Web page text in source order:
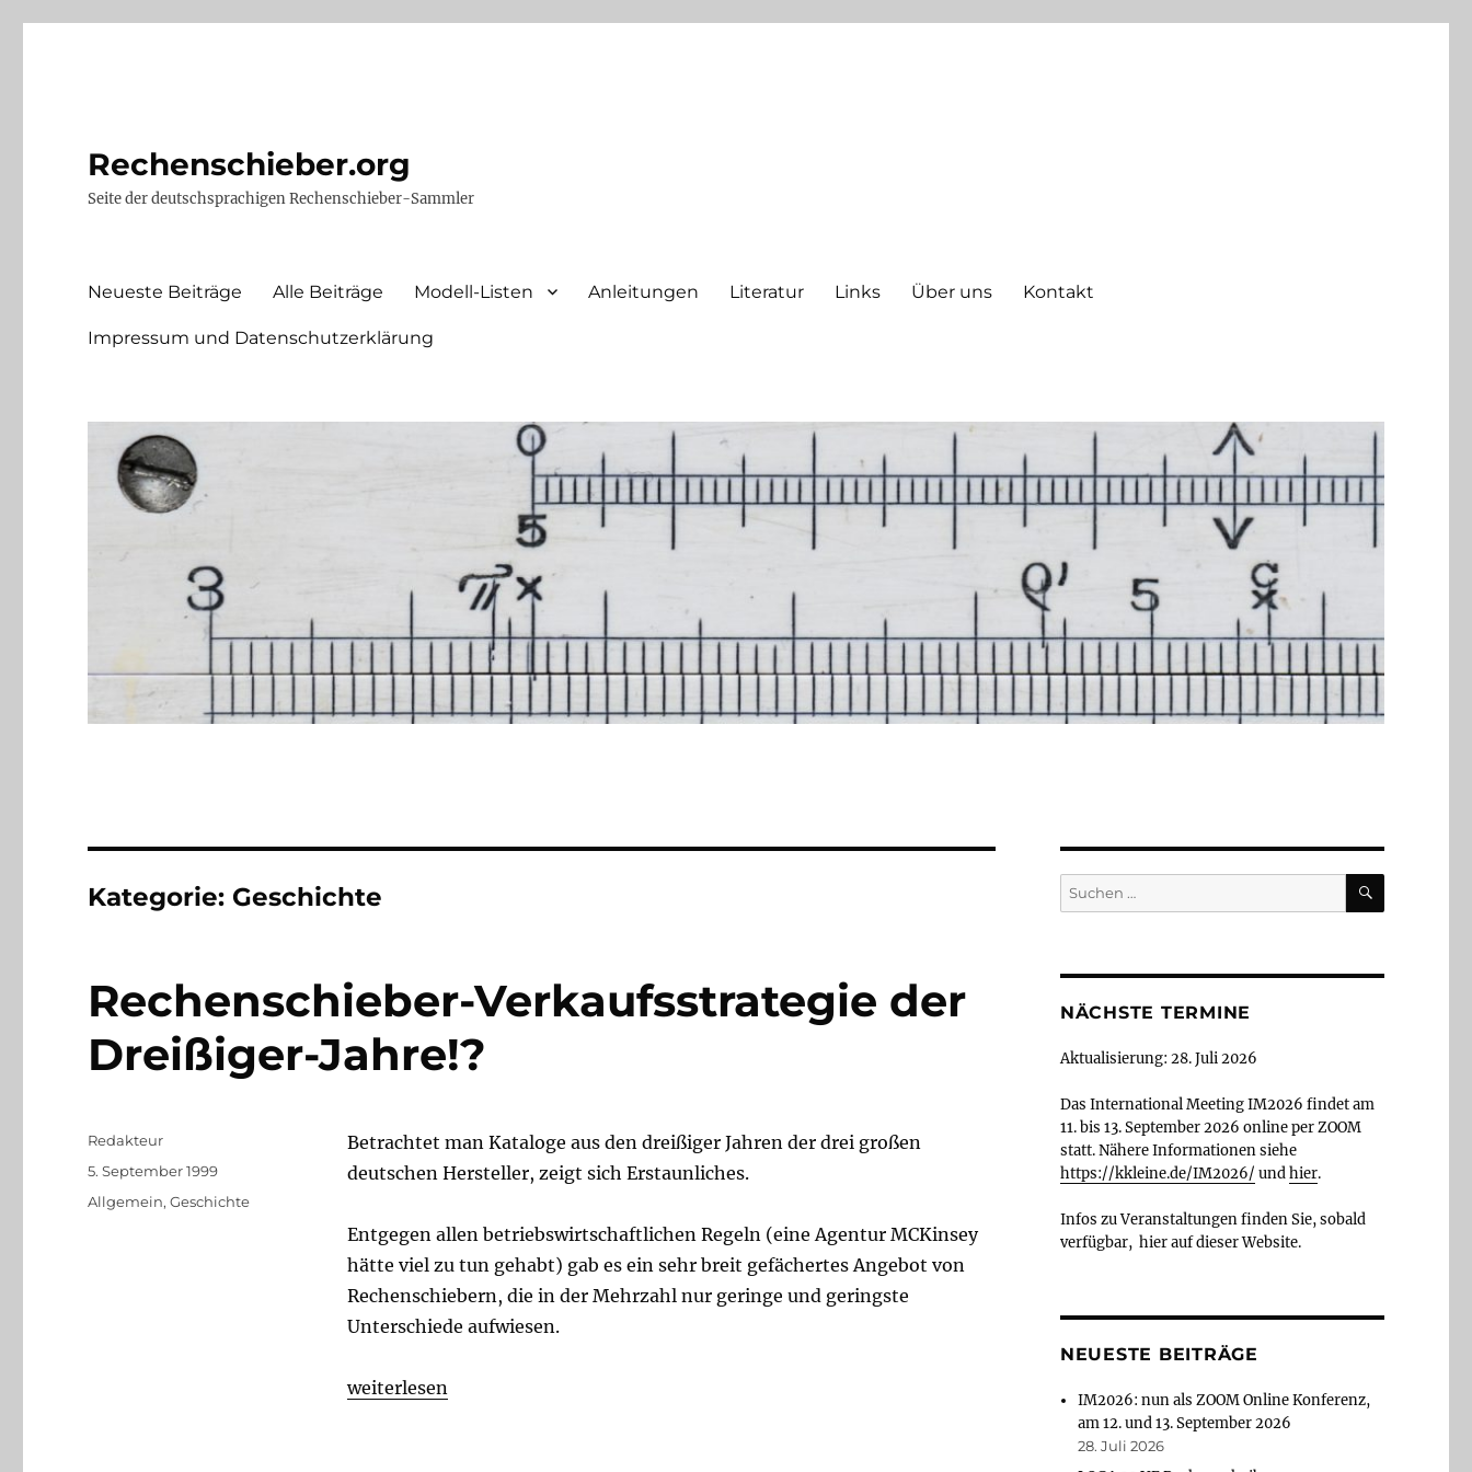
Rechenschieber.org
Seite der deutschsprachigen Rechenschieber-Sammler
Neueste Beiträge Alle Beiträge Modell-Listen Anleitungen Literatur Links Über uns Kontakt
Impressum und Datenschutzerklärung
Kategorie: Geschichte
Rechenschieber-Verkaufsstrategie der
Dreißiger-Jahre!?
Betrachtet man Kataloge aus den dreißiger Jahren der drei großen
deutschen Hersteller, zeigt sich Erstaunliches.
Entgegen allen betriebswirtschaftlichen Regeln (eine Agentur MCKinsey
hätte viel zu tun gehabt) gab es ein sehr breit gefächertes Angebot von
Rechenschiebern, die in der Mehrzahl nur geringe und geringste
Unterschiede aufwiesen.
„Rechenschieber-Verkaufsstrategie der Dreißiger-Jahre!?“
weiterlesen
Autor
Redakteur
Veröffentlicht
am
5. September 1999
Kategorien
Allgemein,Geschichte
Suchen
nach:
SUCHEN
NÄCHSTE TERMINE
Aktualisierung: 28. Juli 2026
Das International Meeting IM2026 findet am
11. bis 13. September 2026 online per ZOOM
statt. Nähere Informationen siehe
https://kkleine.de/IM2026/ undhier.
Infos zu Veranstaltungen finden Sie, sobald
verfügbar, hier auf dieser Website.
NEUESTE BEITRÄGE
IM2026: nun als ZOOM Online Konferenz,
am 12. und 13. September 2026
28. Juli 2026